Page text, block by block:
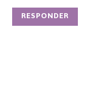
RESPONDER